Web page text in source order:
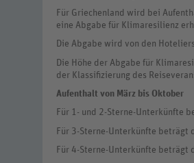
Für Griechenland wird bei
eine Abgabe für Klimaresilienz
Die Abgabe wird von den
Die Höhe der Abgabe für
der Klassifizierung des
Aufenthalt von März bis Oktober
Für 1- und 2-Sterne-Unterkünfte
Für 3-Sterne-Unterkünfte beträgt
Für 4-Sterne-Unterkünfte beträgt